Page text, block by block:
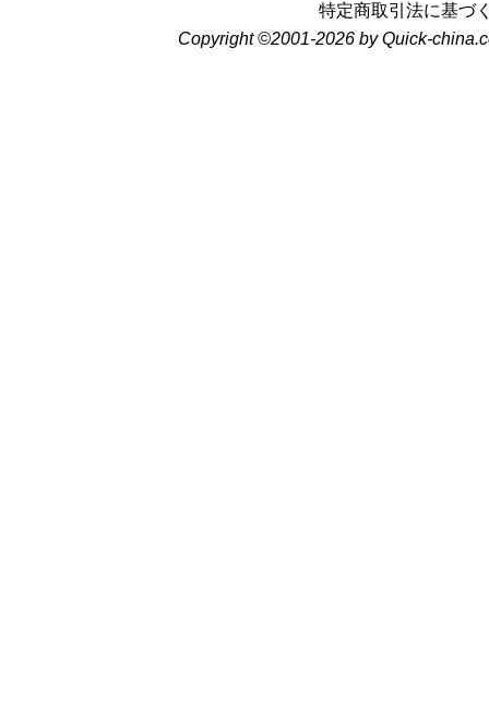
特定商取引法に基づ
Copyright ©2001-2026 by Quick-